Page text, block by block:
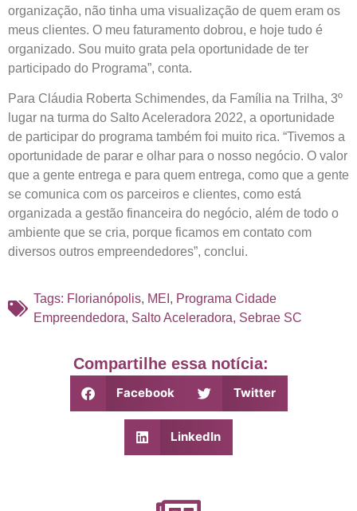
organização, não tinha uma visualização de quem eram os
meus clientes. O meu faturamento dobrou, e hoje tudo é
organizado. Sou muito grata pela oportunidade de ter
participado do Programa”, conta.
Para Cláudia Roberta Schimendes, da Família na Trilha, 3º
lugar na turma do Salto Aceleradora 2022, a oportunidade
de participar do programa também foi muito rica. “Tivemos a
oportunidade de parar e olhar para o nosso negócio. O valor
que a gente entrega e para quem entrega, como que a gente
se comunica com os parceiros e clientes, como está
organizada a gestão financeira do negócio, além de todo o
ambiente que se cria, porque ficamos em contato com
diversos outros empreendedores”, conclui.
Tags: Florianópolis, MEI , Programa Cidade
Empreendedora, Salto Aceleradora, Sebrae SC
Compartilhe essa notícia:
Facebook Twitter
LinkedIn